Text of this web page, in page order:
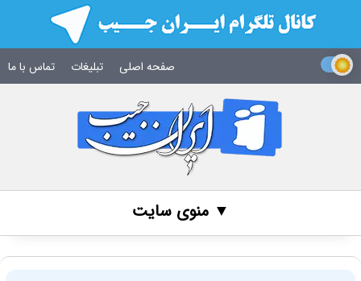
صفحه اصلی تبلیغات تماس با ما
▼ منوی سایت